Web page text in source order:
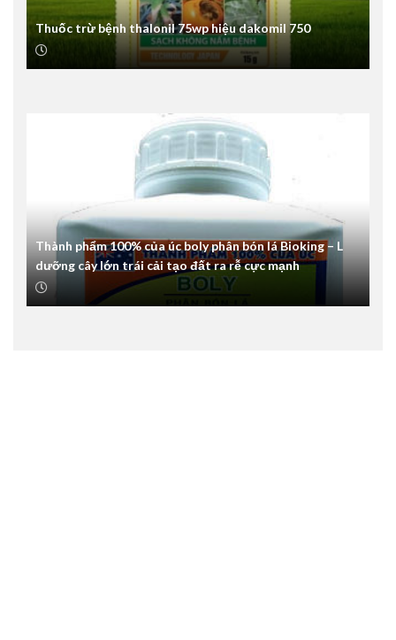
Thuốc trừ bệnh thalonil 75wp hiệu dakomil 750
Thành phẩm 100% của úc boly phân bón lá Bioking – L
dưỡng cây lớn trái cải tạo đất ra rễ cực mạnh